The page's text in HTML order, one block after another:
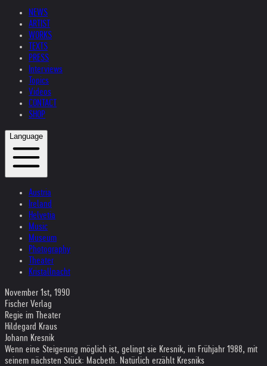
NEWS
ARTIST
WORKS
TEXTS
PRESS
Interviews
Topics
Videos
CONTACT
SHOP
Language
Austria
Ireland
Helvetia
Music
Museum
Photography
Theater
Kristallnacht
November 1st, 1990
Fischer Verlag
Regie im Theater
Hildegard Kraus
Johann Kresnik
Wenn eine Steigerung möglich ist, gelingt sie Kresnik, im Frühjahr 1988, mit
seinem nächsten Stück: Macbeth. Natürlich erzählt Kresniks